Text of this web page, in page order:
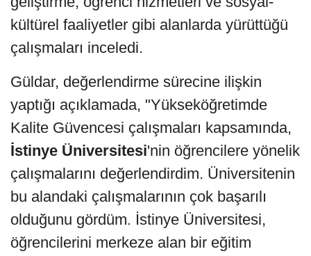
kültürel faaliyetler gibi alanlarda yürüttüğü
çalışmaları inceledi.
Güldar, değerlendirme sürecine ilişkin
yaptığı açıklamada, "Yükseköğretimde
Kalite Güvencesi çalışmaları kapsamında,
İstinye Üniversitesi'nin öğrencilere yönelik
çalışmalarını değerlendirdim. Üniversitenin
bu alandaki çalışmalarının çok başarılı
olduğunu gördüm. İstinye Üniversitesi,
öğrencilerini merkeze alan bir eğitim